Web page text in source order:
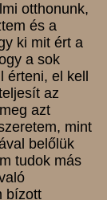
otthonunk,
és a
ki mit ért a
a sok
el kell
az
azt
mint
belőlük
tudok más
bízott